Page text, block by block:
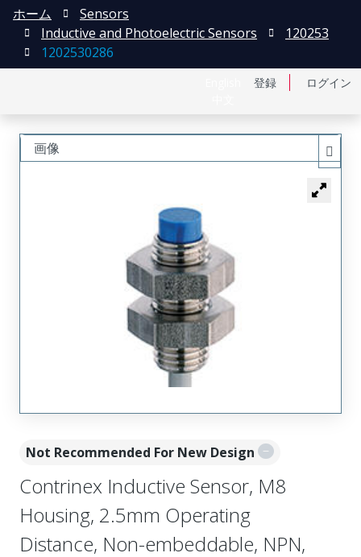
登録 ログイン
ホーム
Sensors
Inductive and Photoelectric Sensors
120253
1202530286
Not Recommended For New Design
Contrinex Inductive Sensor, M8
Housing, 2.5mm Operating
Distance, Non-embeddable, NPN,
画像